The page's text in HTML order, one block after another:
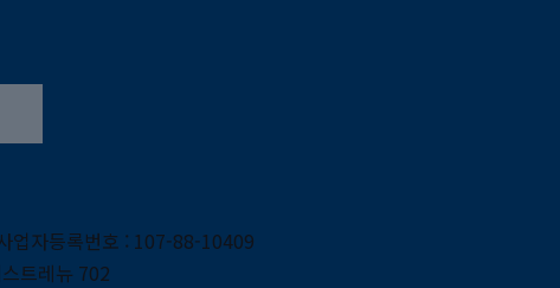
업자등록번호 : 107-88-10409
트레뉴 702